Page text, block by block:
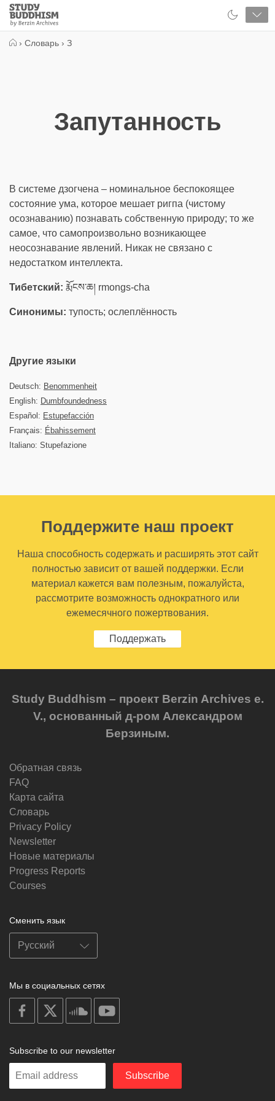
Close
Study
Buddhism
› Словарь › З
Запутанность
В системе дзогчена – номинальное беспокоящее
состояние ума, которое мешает ригпа (чистому
осознаванию) познавать собственную природу; то же
самое, что самопроизвольно возникающее
неосознавание явлений. Никак не связано с
недостатком интеллекта.
Тибетский: རྨོངས་ཆ། rmongs-cha
Синонимы: тупость; ослеплённость
Другие языки
Deutsch: Benommenheit
English: Dumbfoundedness
Español: Estupefacción
Français: Ébahissement
Italiano: Stupefazione
Поддержите наш проект
Наша способность содержать и расширять этот сайт
полностью зависит от вашей поддержки. Если
материал кажется вам полезным, пожалуйста,
рассмотрите возможность однократного или
ежемесячного пожертвования.
Поддержать
Study Buddhism – проект Berzin Archives e.
V., основанный д-ром Александром
Берзиным.
Обратная связь
FAQ
Карта сайта
Словарь
Privacy Policy
Newsletter
Новые материалы
Progress Reports
Courses
Сменить язык
Мы в социальных сетях
on
facebook
soundcloud
Subscribe to our newsletter
Enter
Subscribe